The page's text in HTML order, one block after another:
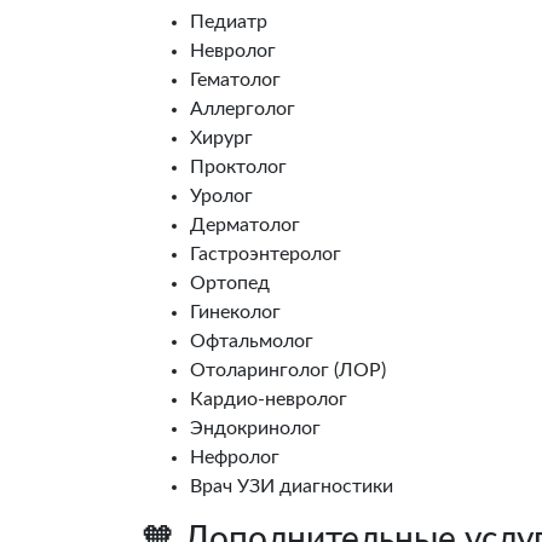
Педиатр
Невролог
Гематолог
Аллерголог
Хирург
Проктолог
Уролог
Дерматолог
Гастроэнтеролог
Ортопед
Гинеколог
Офтальмолог
Отоларинголог (ЛОР)
Кардио-невролог
Эндокринолог
Нефролог
Врач УЗИ диагностики